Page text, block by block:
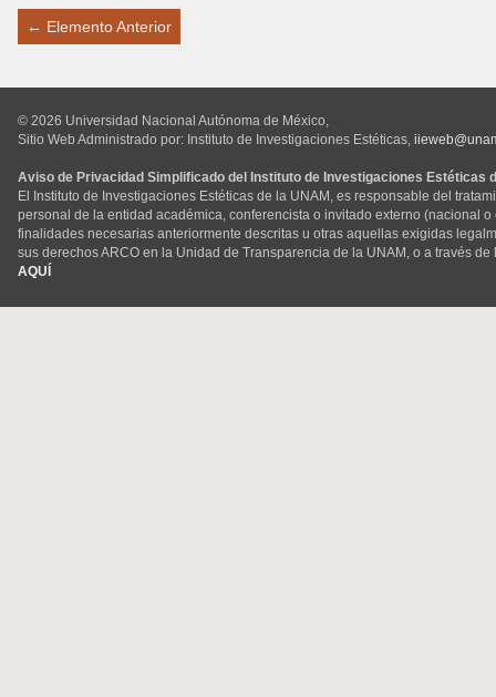
← Elemento Anterior
© 2026 Universidad Nacional Autónoma de México,
Sitio Web Administrado por: Instituto de Investigaciones Estéticas,
Aviso de Privacidad Simplificado del Instituto de Investigaciones Estéticas
El Instituto de Investigaciones Estéticas de la UNAM, es responsable del
personal de la entidad académica, conferencista o invitado externo (nacional
finalidades necesarias anteriormente descritas u otras aquellas exigidas
sus derechos ARCO en la Unidad de Transparencia de la UNAM, o a través
AQUÍ